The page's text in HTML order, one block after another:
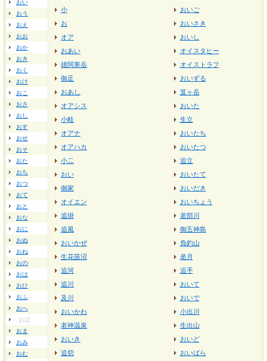
おい
おう
おえ
おお
おか
おき
おく
おけ
おこ
おさ
おし
おす
おせ
おそ
おた
おち
おつ
おて
おと
おな
おに
おぬ
おね
おの
おは
おひ
おふ
おへ
おほ
おま
おみ
おむ
小
お
オア
おあい
雄阿寒岳
御足
おあし
オアシス
小畦
オアナ
オアハカ
小二
おい
御家
オイエン
追掛
追風
おいかぜ
生花苗沼
追河
追川
及川
おいかわ
老神温泉
おいき
追切
おいご
おいさき
おいし
オイスタヒー
オイストラフ
おいずる
笈ヶ岳
おいた
生立
おいたち
おいたつ
追立
おいたて
おいだき
おいちょう
老部川
御五神島
負釣山
老月
追手
おいて
おいで
小出川
生出山
おいど
おいばら